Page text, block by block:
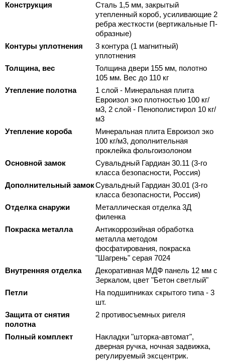
Конструкция
Сталь 1,5 мм, закрытый
утепленный короб, усиливающие 2
ребра жесткости (вертикальные П-
образные)
Контуры уплотнения
3 контура (1 магнитный)
уплотнения
Толщина, вес
Толщина двери 155 мм, полотно
105 мм. Вес до 110 кг
Утепление полотна
1 слой - Минеральная плита
Евроизол эко плотностью 100 кг/
м3, 2 слой - Пенополистирол 10 кг/
м3
Утепление короба
Минеральная плита Евроизол эко
100 кг/м3, дополнительная
проклейка фольгоизолоном
Основной замок
Сувальдный Гардиан 30.11 (3-го
класса безопасности, Россия)
Дополнительный замокСувальдный Гардиан 30.01 (3-го
класса безопасности, Россия)
Отделка снаружи
Металлическая отделка 3Д
филенка
Покраска металла
Антикоррозийная обработка
металла методом
фосфатирования, покраска
"Шагрень" серая 7024
Внутренняя отделка
Декоративная МДФ панель 12 мм с
Зеркалом, цвет "Бетон светлый"
Петли
На подшипниках скрытого типа - 3
шт.
Защита от снятия
полотна
2 противосъемных ригеля
Полный комплект
Накладки "шторка-автомат",
дверная ручка, ночная задвижка,
регулируемый эксцентрик.